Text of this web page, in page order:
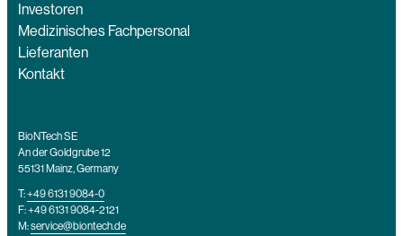
Investoren
Medizinisches Fachpersonal
Lieferanten
Kontakt
BioNTech SE
An der Goldgrube 12
55131 Mainz, Germany
T:+49 6131 9084-0
F: +49 6131 9084-2121
M:service@biontech.de